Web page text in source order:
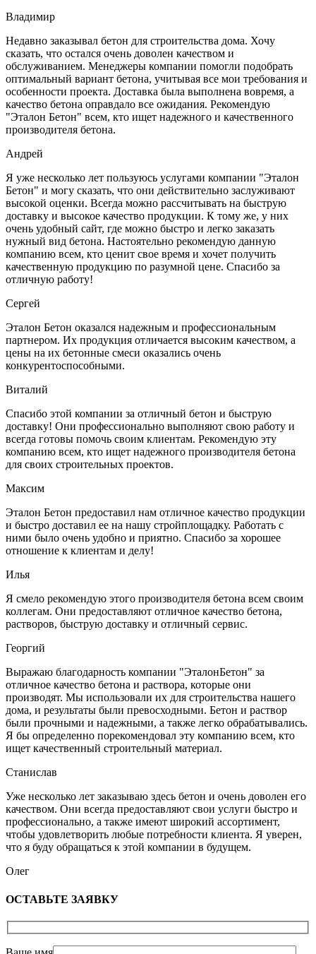
Владимир
Недавно заказывал бетон для строительства дома. Хочу
сказать, что остался очень доволен качеством и
обслуживанием. Менеджеры компании помогли подобрать
оптимальный вариант бетона, учитывая все мои требования и
особенности проекта. Доставка была выполнена вовремя, а
качество бетона оправдало все ожидания. Рекомендую
"Эталон Бетон" всем, кто ищет надежного и качественного
производителя бетона.
Андрей
Я уже несколько лет пользуюсь услугами компании "Эталон
Бетон" и могу сказать, что они действительно заслуживают
высокой оценки. Всегда можно рассчитывать на быструю
доставку и высокое качество продукции. К тому же, у них
очень удобный сайт, где можно быстро и легко заказать
нужный вид бетона. Настоятельно рекомендую данную
компанию всем, кто ценит свое время и хочет получить
качественную продукцию по разумной цене. Спасибо за
отличную работу!
Сергей
Эталон Бетон оказался надежным и профессиональным
партнером. Их продукция отличается высоким качеством, а
цены на их бетонные смеси оказались очень
конкурентоспособными.
Виталий
Спасибо этой компании за отличный бетон и быструю
доставку! Они профессионально выполняют свою работу и
всегда готовы помочь своим клиентам. Рекомендую эту
компанию всем, кто ищет надежного производителя бетона
для своих строительных проектов.
Максим
Эталон Бетон предоставил нам отличное качество продукции
и быстро доставил ее на нашу стройплощадку. Работать с
ними было очень удобно и приятно. Спасибо за хорошее
отношение к клиентам и делу!
Илья
Я смело рекомендую этого производителя бетона всем своим
коллегам. Они предоставляют отличное качество бетона,
растворов, быструю доставку и отличный сервис.
Георгий
Выражаю благодарность компании "ЭталонБетон" за
отличное качество бетона и раствора, которые они
производят. Мы использовали их для строительства нашего
дома, и результаты были превосходными. Бетон и раствор
были прочными и надежными, а также легко обрабатывались.
Я бы определенно порекомендовал эту компанию всем, кто
ищет качественный строительный материал.
Станислав
Уже несколько лет заказываю здесь бетон и очень доволен его
качеством. Они всегда предоставляют свои услуги быстро и
профессионально, а также имеют широкий ассортимент,
чтобы удовлетворить любые потребности клиента. Я уверен,
что я буду обращаться к этой компании в будущем.
Олег
ОСТАВЬТЕ ЗАЯВКУ